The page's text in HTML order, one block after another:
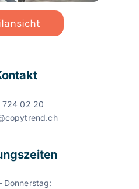
724 02 20
Donnerstag: